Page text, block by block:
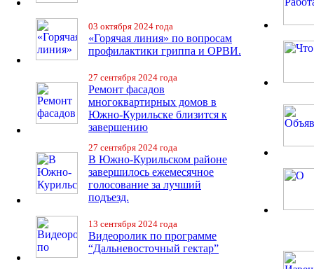
03 октября 2024 года
«Горячая линия» по вопросам
профилактики гриппа и ОРВИ.
27 сентября 2024 года
Ремонт фасадов
многоквартирных домов в
Южно-Курильске близится к
завершению
27 сентября 2024 года
В Южно-Курильском районе
завершилось ежемесячное
голосование за лучший
подъезд.
13 сентября 2024 года
Видеоролик по программе
“Дальневосточный гектар”